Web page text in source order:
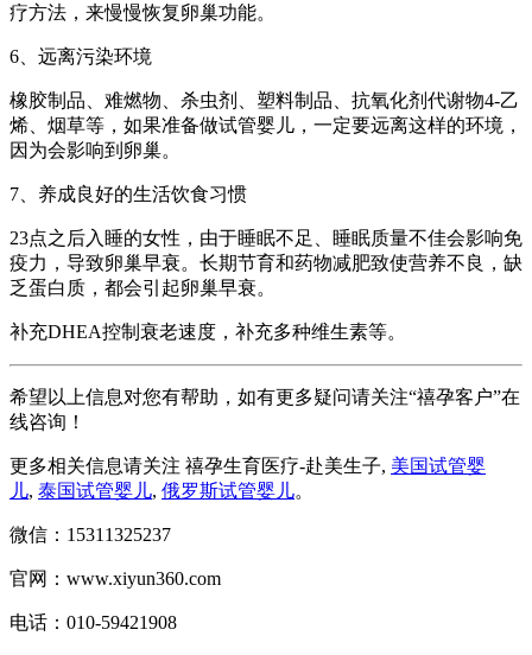
疗方法，来慢慢恢复卵巢功能。
6、远离污染环境
橡胶制品、难燃物、杀虫剂、塑料制品、抗氧化剂代谢物4-乙
烯、烟草等，如果准备做试管婴儿，一定要远离这样的环境，
因为会影响到卵巢。
7、养成良好的生活饮食习惯
23点之后入睡的女性，由于睡眠不足、睡眠质量不佳会影响免
疫力，导致卵巢早衰。长期节育和药物减肥致使营养不良，缺
乏蛋白质，都会引起卵巢早衰。
补充DHEA控制衰老速度，补充多种维生素等。
希望以上信息对您有帮助，如有更多疑问请关注“禧孕客户”在
线咨询！
更多相关信息请关注 禧孕生育医疗-赴美生子, 美国试管婴
儿, 泰国试管婴儿, 俄罗斯试管婴儿。
微信：15311325237
官网：www.xiyun360.com
电话：010-59421908